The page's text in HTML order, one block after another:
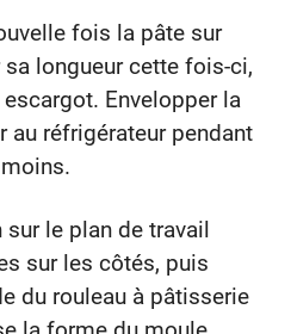
fois la pâte sur
longueur cette fois-ci,
escargot. Envelopper la
au réfrigérateur pendant
sur le plan de travail
sur les côtés, puis
du rouleau à pâtisserie